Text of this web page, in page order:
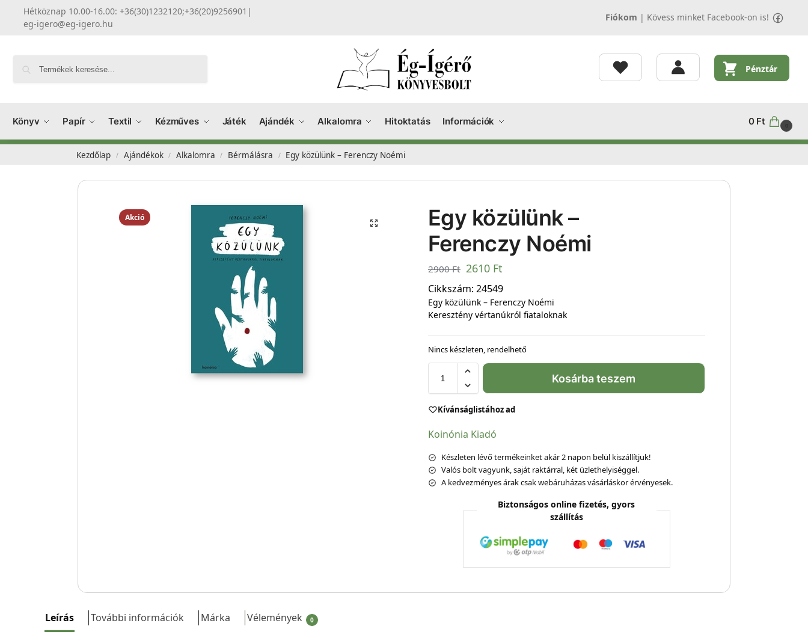
Hétköznap 10.00-16.00: +36(30)1232120;+36(20)9256901 |
eg-igero@eg-igero.hu
Fiókom | Kövess minket Facebook-on is!
Pénztár
Könyv Papír Textil Kézműves Játék Ajándék Alkalomra Hitoktatás Információk 0 Ft 0
Kezdőlap / Ajándékok / Alkalomra / Bérmálásra / Egy közülünk – Ferenczy Noémi
Akció
Egy közülünk –
Ferenczy Noémi
2900Ft 2610 Ft
Cikkszám: 24549
Egy közülünk – Ferenczy Noémi
Keresztény vértanúkról fiataloknak
Nincs készleten, rendelhető
Kosárba teszem
Kívánságlistához ad
Koinónia Kiadó
Készleten lévő termékeinket akár 2 napon belül kiszállítjuk!
Valós bolt vagyunk, saját raktárral, két üzlethelyiséggel.
A kedvezményes árak csak webáruházas vásárláskor érvényesek.
Biztonságos online fizetés, gyors
szállítás
Leírás További információk Márka Vélemények 0